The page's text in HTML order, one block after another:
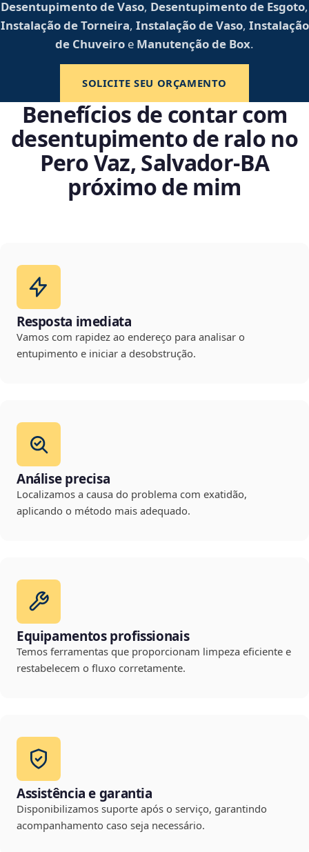
Desentupimento de Vaso, Desentupimento de Esgoto,
Instalação de Torneira, Instalação de Vaso, Instalação
de Chuveiro e Manutenção de Box.
SOLICITE SEU ORÇAMENTO
Benefícios de contar com
desentupimento de ralo no
Pero Vaz, Salvador‑BA
próximo de mim
Resposta imediata
Vamos com rapidez ao endereço para analisar o
entupimento e iniciar a desobstrução.
Análise precisa
Localizamos a causa do problema com exatidão,
aplicando o método mais adequado.
Equipamentos profissionais
Temos ferramentas que proporcionam limpeza eficiente e
restabelecem o fluxo corretamente.
Assistência e garantia
Disponibilizamos suporte após o serviço, garantindo
acompanhamento caso seja necessário.